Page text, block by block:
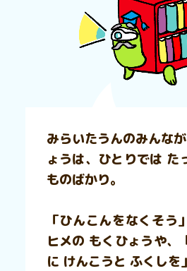
みらいたうんのみんな
ょうは、ひとりでは た
ものばかり。
「ひんこんをなくそう
ヒメの もくひょうや、
に けんこうと ふくしを